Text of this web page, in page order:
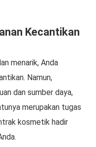
Kecantikan
menarik, Anda
Namun,
dan sumber daya,
merupakan tugas
kosmetik hadir